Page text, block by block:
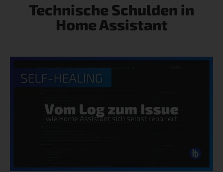
Technische Schulden in
Home Assistant